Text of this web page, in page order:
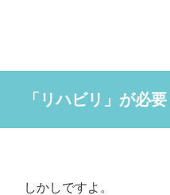
「リハビリ」が必要
しかしですよ。